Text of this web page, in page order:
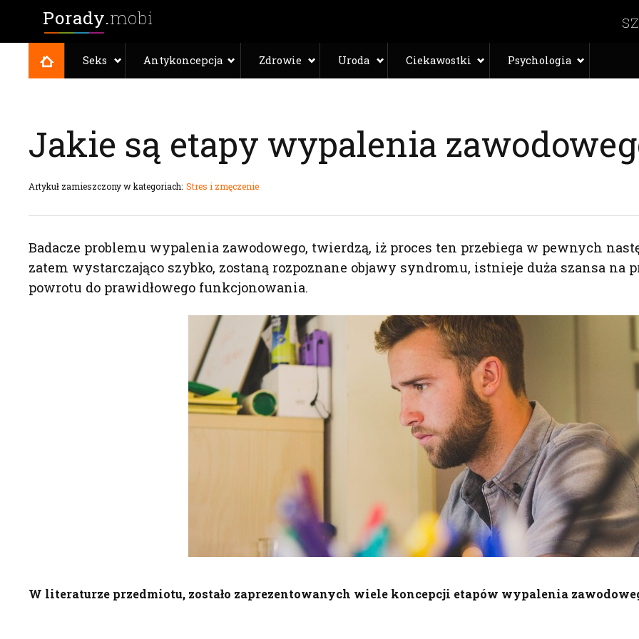
Porady.mobi
Seks Antykoncepcja Zdrowie Uroda Ciekawostki Psychologia
Jakie są etapy wypalenia
Artykuł zamieszczony w kategoriach: Stres i zmęczenie
Badacze problemu wypalenia zawodowego, twierdzą, iż proces ten przebiega w pewnych
zatem wystarczająco szybko, zostaną rozpoznane objawy syndromu, istnieje duża szansa na
powrotu do prawidłowego funkcjonowania.
W literaturze przedmiotu, zostało zaprezentowanych wiele koncepcji etapów wypalenia